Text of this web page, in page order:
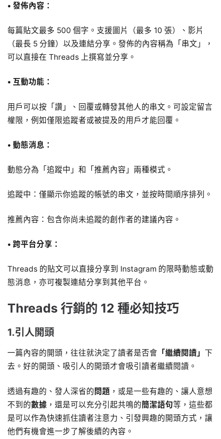
• 發佈內容：
每篇貼文最多 500 個字。支援圖片（最多 10 張）、影片
（最長 5 分鐘）以及連結分享。發佈的內容稱為「串文」，
可以直接在 Threads 上撰寫並分享。
• 互動功能：
用戶可以按「讚」、回覆或轉發其他人的串文。可設定留言
權限，例如僅限追蹤者或被提及的用戶才能回覆。
• 動態消息：
動態分為「追蹤中」和「推薦內容」兩種模式。
追蹤中：僅顯示你追蹤的帳號的串文，並按時間順序排列。
推薦內容：包含你尚未追蹤的創作者的建議內容。
• 跨平台分享：
Threads 的貼文可以直接分享到 Instagram 的限時動態或動
態消息，亦可複製連結分享到其他平台。
Threads 行銷的 12 種必知技巧
1.引人開頭
一篇內容的開頭，往往就決定了讀者是否會 「繼續閱讀」 下
去。好的開頭、吸引人的開頭才會吸引讀者繼續閱讀。
透過有趣的、發人深省的 問題 ，或是一些有趣的、讓人意想
不到的數據 ，還是可以充分引起共鳴的簡潔語句等，這些都
是可以作為快速抓住讀者注意力、引發興趣的開頭方式，讓
他們有機會進一步了解後續的內容。